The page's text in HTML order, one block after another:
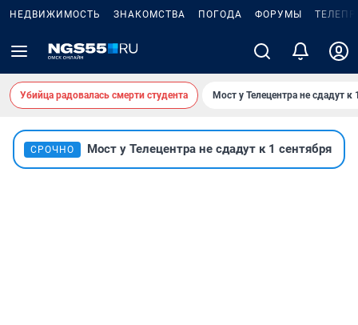
НЕДВИЖИМОСТЬ ЗНАКОМСТВА ПОГОДА ФОРУМЫ
Убийца радовалась смерти студента Мост у Телецентра не сдадут к
СРОЧНО Мост у Телецентра не сдадут к 1 сентября